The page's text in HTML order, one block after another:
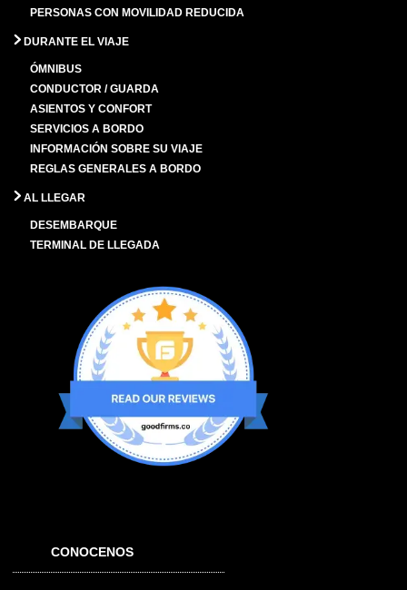
PERSONAS CON MOVILIDAD REDUCIDA
DURANTE EL VIAJE
ÓMNIBUS
CONDUCTOR / GUARDA
ASIENTOS Y CONFORT
SERVICIOS A BORDO
INFORMACIÓN SOBRE SU VIAJE
REGLAS GENERALES A BORDO
AL LLEGAR
DESEMBARQUE
TERMINAL DE LLEGADA
CONOCENOS